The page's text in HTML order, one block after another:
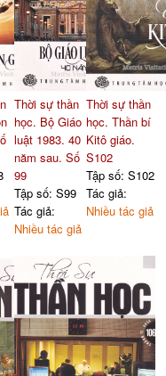
Thời sự thần
học. Bộ Giáo
luật 1983. 40
năm sau. Số
99
Tập số: S99
Tác giả:
Nhiều tác giả
Thời sự thần
học. Thần bí
Kitô giáo.
S102
Tập số: S102
Tác giả:
Nhiều tác giả